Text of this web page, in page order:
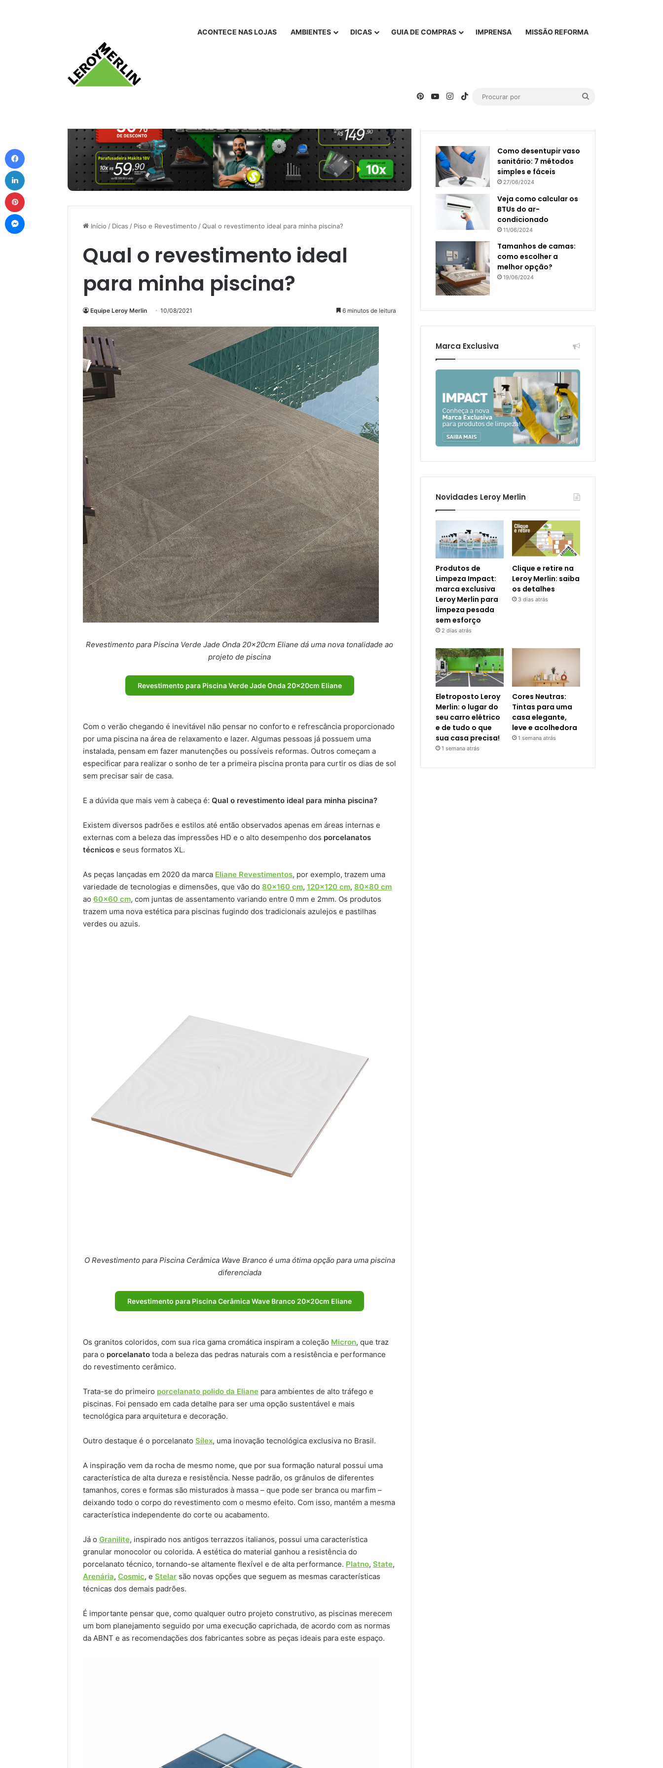
ACONTECE NAS LOJAS AMBIENTES DICAS GUIA DE COMPRAS IMPRENSA MISSÃO REFORMA
PinterestYouTubeInstagram
TikTok
Início / Dicas / Piso e Revestimento /Qual o revestimento ideal para minha piscina?
Qual o revestimento ideal
para minha piscina?
Equipe Leroy Merlin 10/08/2021 6 minutos de leitura
Revestimento para Piscina Verde Jade Onda 20x20cm Eliane dá uma nova tonalidade ao
projeto de piscina
Revestimento para Piscina Verde Jade Onda 20x20cm Eliane
Com o verão chegando é inevitável não pensar no conforto e refrescância proporcionado
por uma piscina na área de relaxamento e lazer. Algumas pessoas já possuem uma
instalada, pensam em fazer manutenções ou possíveis reformas. Outros começam a
especificar para realizar o sonho de ter a primeira piscina pronta para curtir os dias de sol
sem precisar sair de casa.
E a dúvida que mais vem à cabeça é: Qual o revestimento ideal para minha piscina?
Existem diversos padrões e estilos até então observados apenas em áreas internas e
externas com a beleza das impressões HD e o alto desempenho dos porcelanatos
técnicos e seus formatos XL.
As peças lançadas em 2020 da marca Eliane Revestimentos, por exemplo, trazem uma
variedade de tecnologias e dimensões, que vão do 80×160 cm, 120×120 cm, 80×80 cm
ao 60×60 cm, com juntas de assentamento variando entre 0 mm e 2mm. Os produtos
trazem uma nova estética para piscinas fugindo dos tradicionais azulejos e pastilhas
verdes ou azuis.
O Revestimento para Piscina Cerâmica Wave Branco é uma ótima opção para uma piscina
diferenciada
Revestimento para Piscina Cerâmica Wave Branco 20x20cm Eliane
Os granitos coloridos, com sua rica gama cromática inspiram a coleção Micron, que traz
para o porcelanato toda a beleza das pedras naturais com a resistência e performance
do revestimento cerâmico.
Trata-se do primeiro porcelanato polido da Eliane para ambientes de alto tráfego e
piscinas. Foi pensado em cada detalhe para ser uma opção sustentável e mais
tecnológica para arquitetura e decoração.
Outro destaque é o porcelanato Sílex, uma inovação tecnológica exclusiva no Brasil.
A inspiração vem da rocha de mesmo nome, que por sua formação natural possui uma
característica de alta dureza e resistência. Nesse padrão, os grânulos de diferentes
tamanhos, cores e formas são misturados à massa – que pode ser branca ou marfim –
deixando todo o corpo do revestimento com o mesmo efeito. Com isso, mantém a mesma
característica independente do corte ou acabamento.
Já o Granilite, inspirado nos antigos terrazzos italianos, possui uma característica
granular monocolor ou colorida. A estética do material ganhou a resistência do
porcelanato técnico, tornando-se altamente flexível e de alta performance. Platno, State,
Arenária, Cosmic, e Stelar são novas opções que seguem as mesmas características
técnicas dos demais padrões.
É importante pensar que, como qualquer outro projeto construtivo, as piscinas merecem
um bom planejamento seguido por uma execução caprichada, de acordo com as normas
da ABNT e as recomendações dos fabricantes sobre as peças ideais para este espaço.
Como desentupir vaso
sanitário: 7 métodos
simples e fáceis
27/06/2024
Veja como calcular os
BTUs do ar-
condicionado
11/06/2024
Tamanhos de camas:
como escolher a
melhor opção?
19/06/2024
Marca Exclusiva
Novidades Leroy Merlin
Produtos de
Limpeza Impact:
marca exclusiva
Leroy Merlin para
limpeza pesada
sem esforço
2 dias atrás
Clique e retire na
Leroy Merlin: saiba
os detalhes
3 dias atrás
Eletroposto Leroy
Merlin: o lugar do
seu carro elétrico
e de tudo o que
sua casa precisa!
1 semana atrás
Cores Neutras:
Tintas para uma
casa elegante,
leve e acolhedora
1 semana atrás